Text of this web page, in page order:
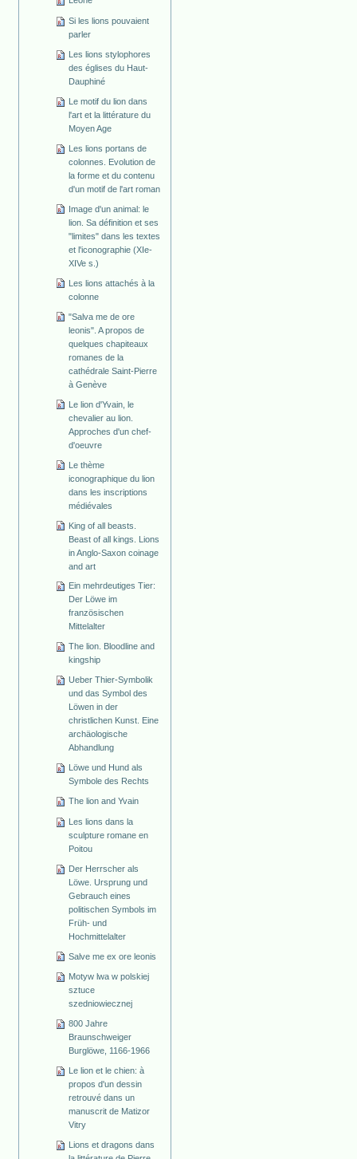
Si les lions pouvaient
parler
Les lions stylophores
des églises du Haut-
Dauphiné
Le motif du lion dans
l'art et la littérature du
Moyen Age
Les lions portans de
colonnes. Evolution de
la forme et du contenu
d'un motif de l'art roman
Image d'un animal: le
lion. Sa définition et ses
"limites" dans les textes
et l'iconographie (XIe-
XIVe s.)
Les lions attachés à la
colonne
"Salva me de ore
leonis". A propos de
quelques chapiteaux
romanes de la
cathédrale Saint-Pierre
à Genève
Le lion d'Yvain, le
chevalier au lion.
Approches d'un chef-
d'oeuvre
Le thème
iconographique du lion
dans les inscriptions
médiévales
King of all beasts.
Beast of all kings. Lions
in Anglo-Saxon coinage
and art
Ein mehrdeutiges Tier:
Der Löwe im
französischen
Mittelalter
The lion. Bloodline and
kingship
Ueber Thier-Symbolik
und das Symbol des
Löwen in der
christlichen Kunst. Eine
archäologische
Abhandlung
Löwe und Hund als
Symbole des Rechts
The lion and Yvain
Les lions dans la
sculpture romane en
Poitou
Der Herrscher als
Löwe. Ursprung und
Gebrauch eines
politischen Symbols im
Früh- und
Hochmittelalter
Salve me ex ore leonis
Motyw lwa w polskiej
sztuce
szedniowiecznej
800 Jahre
Braunschweiger
Burglöwe, 1166-1966
Le lion et le chien: à
propos d'un dessin
retrouvé dans un
manuscrit de Matizor
Vitry
Lions et dragons dans